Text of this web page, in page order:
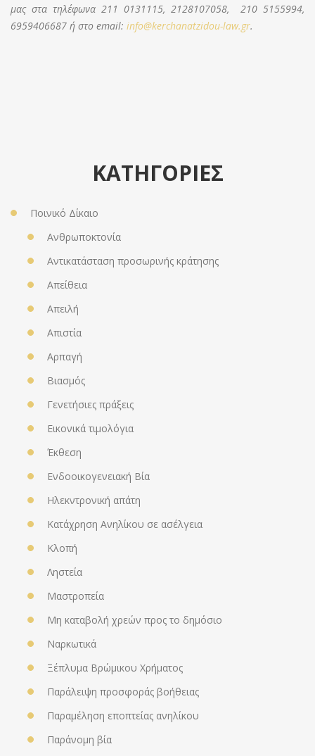
μας στα τηλέφωνα 211 0131115, 2128107058, 210 5155994,
6959406687 ή στο email: info@kerchanatzidou-law.gr.
ΚΑΤΗΓΟΡΙΕΣ
Ποινικό Δίκαιο
Ανθρωποκτονία
Αντικατάσταση προσωρινής κράτησης
Απείθεια
Απειλή
Απιστία
Αρπαγή
Βιασμός
Γενετήσιες πράξεις
Εικονικά τιμολόγια
Έκθεση
Ενδοοικογενειακή Βία
Ηλεκντρονική απάτη
Κατάχρηση Ανηλίκου σε ασέλγεια
Κλοπή
Ληστεία
Μαστροπεία
Μη καταβολή χρεών προς το δημόσιο
Ναρκωτικά
Ξέπλυμα Βρώμικου Χρήματος
Παράλειψη προσφοράς βοήθειας
Παραμέληση εποπτείας ανηλίκου
Παράνομη βία